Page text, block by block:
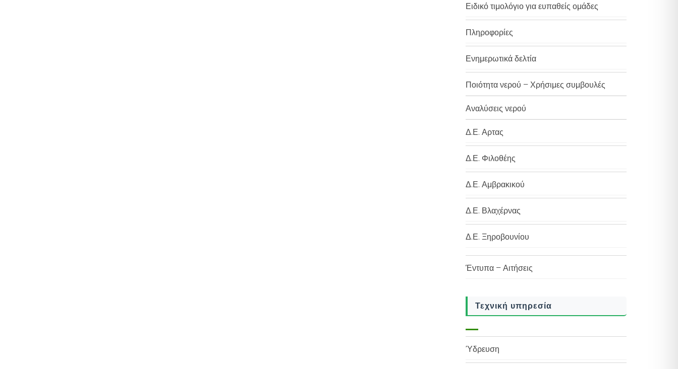
Ειδικό τιμολόγιο για ευπαθείς ομάδες
Πληροφορίες
Ενημερωτικά δελτία
Ποιότητα νερού – Χρήσιμες συμβουλές
Αναλύσεις νερού
Δ.Ε. Αρτας
Δ.Ε. Φιλοθέης
Δ.Ε. Αμβρακικού
Δ.Ε. Βλαχέρνας
Δ.Ε. Ξηροβουνίου
Έντυπα – Αιτήσεις
Τεχνική υπηρεσία
Ύδρευση